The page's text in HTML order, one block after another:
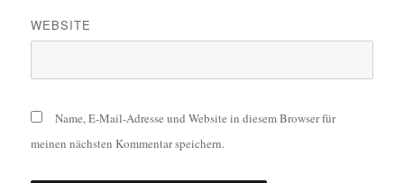
WEBSITE
Name, E-Mail-Adresse und Website in diesem Browser für
meinen nächsten Kommentar speichern.